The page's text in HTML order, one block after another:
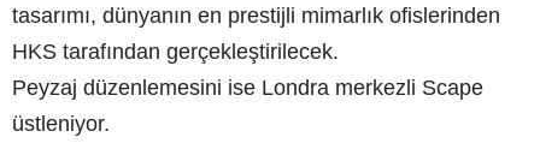
tasarımı, dünyanın en prestijli mimarlık ofislerinden
HKS tarafından gerçekleştirilecek.
Peyzaj düzenlemesini ise Londra merkezli Scape
üstleniyor.